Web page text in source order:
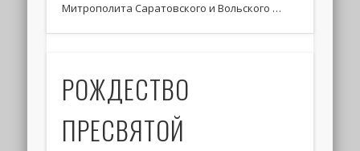
Митрополита Саратовского и Вольского …
РОЖДЕСТВО
ПРЕСВЯТОЙ